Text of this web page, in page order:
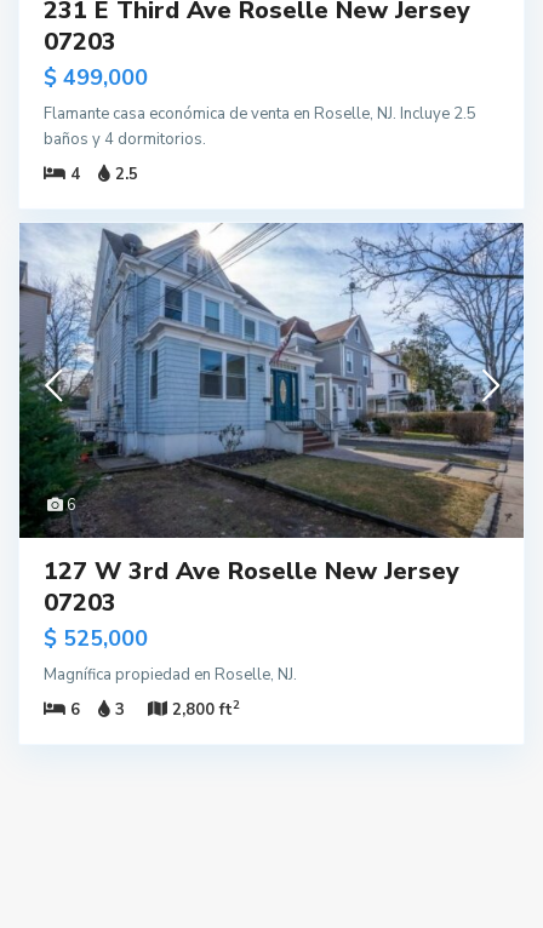
231 E Third Ave Roselle New Jersey
07203
$ 499,000
Flamante casa económica de venta en Roselle, NJ. Incluye 2.5
baños y 4 dormitorios.
4
2.5
6
127 W 3rd Ave Roselle New Jersey
07203
$ 525,000
Magnífica propiedad en Roselle, NJ.
6
3 2,800 ft2